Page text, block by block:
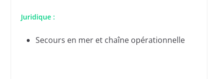
Juridique :
Secours en mer et chaîne opérationnelle